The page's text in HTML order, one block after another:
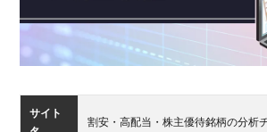
サイト
割安・高配当・株主優待銘柄の分析